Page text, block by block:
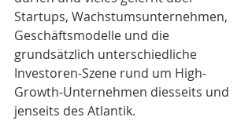
Startups, Wachstumsunternehmen,
Geschäftsmodelle und die
grundsätzlich unterschiedliche
Investoren-Szene rund um High-
Growth-Unternehmen diesseits und
jenseits des Atlantik.